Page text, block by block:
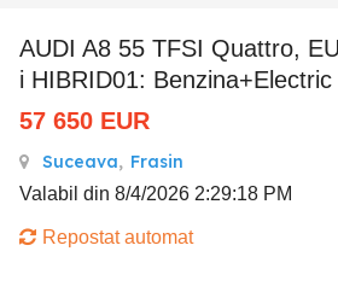
AUDI A8 55 TFSI Quattro, EURO6, 340CP, 3.0
i HIBRID01: Benzina+Electric
57 650 EUR
Suceava, Frasin
Valabil din 8/4/2026 2:29:18 PM
Repostat automat